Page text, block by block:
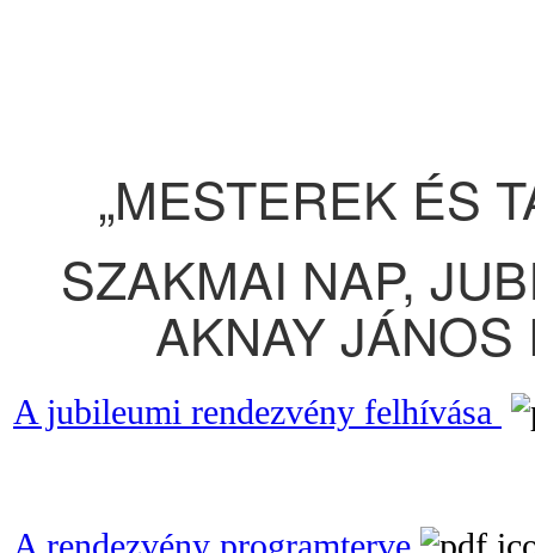
„MESTEREK ÉS
SZAKMAI NAP,
AKNAY
A jubileumi rendezvény felhívása